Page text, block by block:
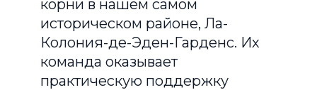
корни в нашем самом
историческом районе, Ла-
Колония-де-Эден-Гарденс. Их
команда оказывает
практическую поддержку